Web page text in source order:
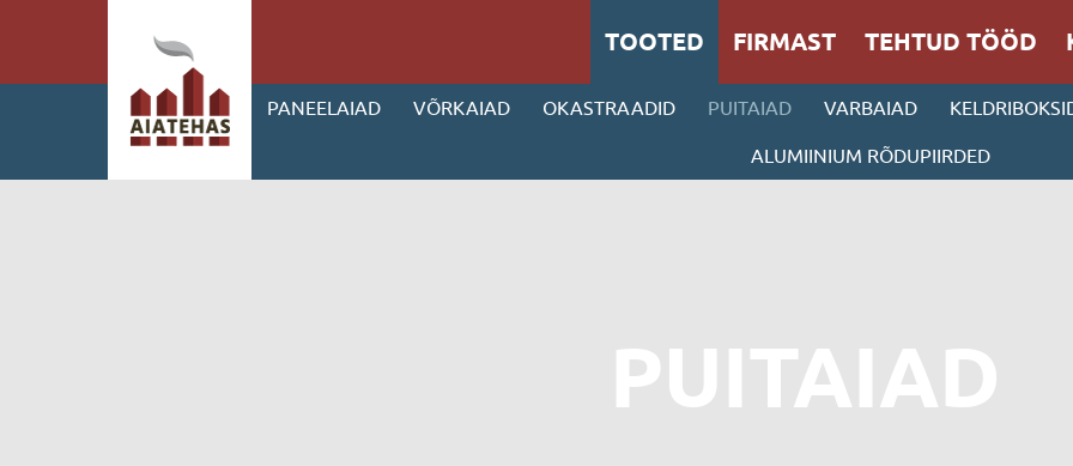
TOOTED FIRMAST TEHTUD TÖÖD
PANEELAIAD VÕRKAIAD OKASTRAADID PUITAIAD VARBAIAD
ALUMIINIUM RÕDUPIIRDED
PUITAIAD